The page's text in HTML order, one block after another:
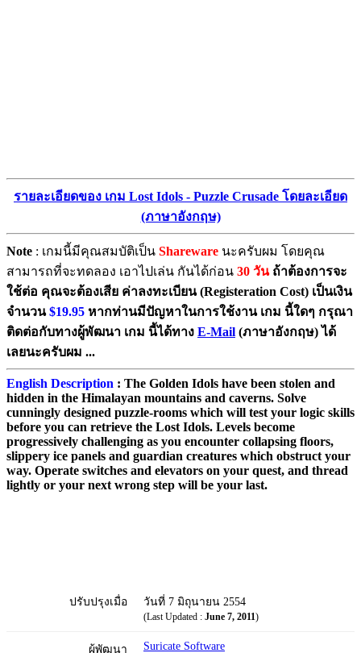
รายละเอียดของ เกม Lost Idols - Puzzle Crusade โดยละเอียด
(ภาษาอังกฤษ)
Note : เกมนี้มีคุณสมบัติเป็น Shareware นะครับผม โดยคุณ
สามารถที่จะทดลอง เอาไปเล่น กันได้ก่อน 30 วันถ้าต้องการจะ
ใช้ต่อ คุณจะต้องเสีย ค่าลงทะเบียน (Registeration Cost) เป็นเงิน
จำนวน$19.95 หากท่านมีปัญหาในการใช้งาน เกม นี้ใดๆ กรุณา
ติดต่อกับทางผู้พัฒนา เกม นี้ได้ทาง E-Mail (ภาษาอังกฤษ) ได้
เลยนะครับผม ...
English Description : The Golden Idols have been stolen and
hidden in the Himalayan mountains and caverns. Solve
cunningly designed puzzle-rooms which will test your logic skills
before you can retrieve the Lost Idols. Levels become
progressively challenging as you encounter collapsing floors,
slippery ice panels and guardian creatures which obstruct your
way. Operate switches and elevators on your quest, and thread
lightly or your next wrong step will be your last.
ปรับปรุงเมื่อ วันที่ 7 มิถุนายน 2554
(Last Updated : June 7, 2011)
ผู้พัฒนา Suricate Software